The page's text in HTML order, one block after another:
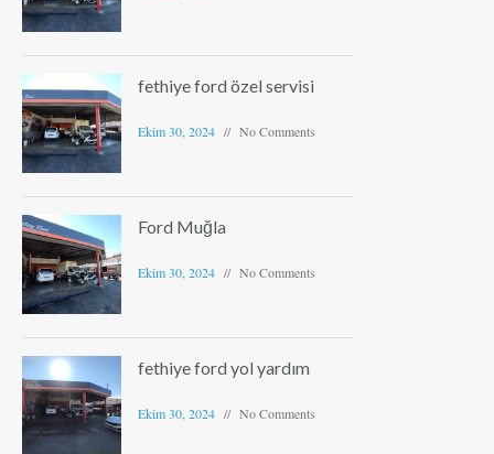
fethiye ford özel servisi
Ekim 30, 2024 No Comments
Ford Muğla
Ekim 30, 2024 No Comments
fethiye ford yol yardım
Ekim 30, 2024 No Comments